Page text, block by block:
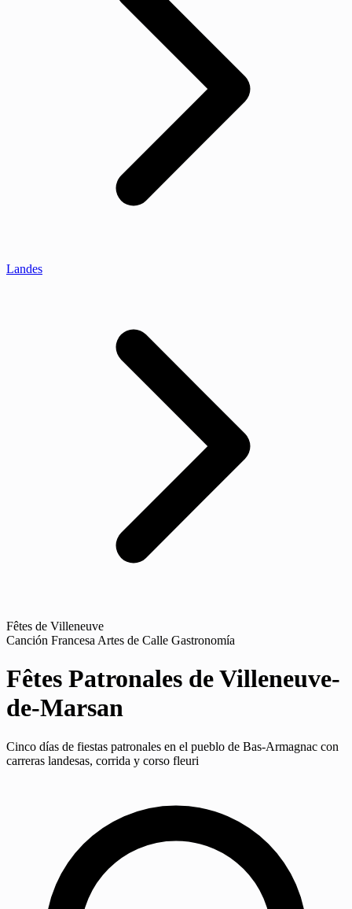
Landes
Fêtes de Villeneuve
Canción Francesa Artes de Calle Gastronomía
Fêtes Patronales de Villeneuve-
de-Marsan
Cinco días de fiestas patronales en el pueblo de Bas-Armagnac con
carreras landesas, corrida y corso fleuri